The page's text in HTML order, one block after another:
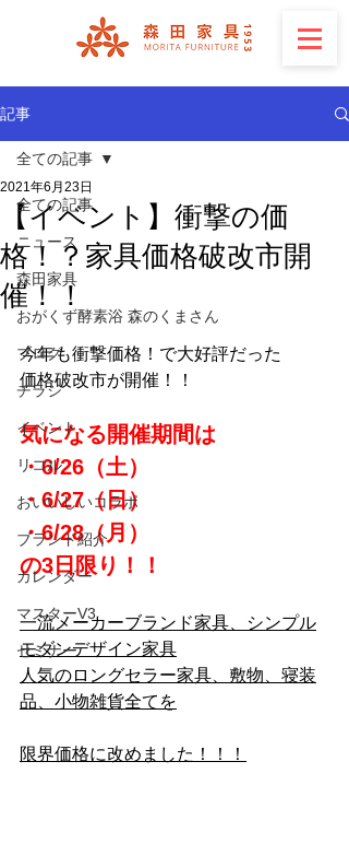
記事
全ての記事
ニュース
森田家具
おがくず酵素浴 森のくまさん
ブログ
チラシ
イベント
リコル
おいいしいコラボ
ブランド紹介
カレンダー
マスターV3
セミナー
全ての記事
【イベント】衝撃の価
格！？家具価格破改市開
催！！
2021年6月23日
今年も衝撃価格！で大好評だった
価格破改市が開催！！
気になる開催期間は
・6/26（土）
・6/27（日）
・6/28（月）
の3日限り！！
一流メーカーブランド家具、シンプル
モダンデザイン家具
人気のロングセラー家具、敷物、寝装
品、小物雑貨全てを
限界価格に改めました！！！